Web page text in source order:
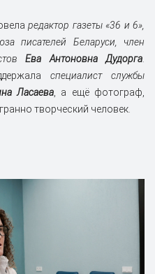
редактор газеты «36 и 6»,
писателей Беларуси, член
Ева Антоновна Дудорга
специалист службы
Ласаева , а ещё фотограф,
творческий человек.